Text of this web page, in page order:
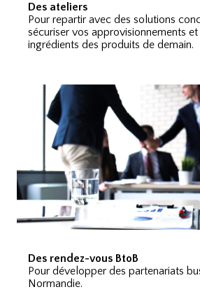
Des ateliers
Pour repartir avec des solutions
sécuriser vos approvisionnements
ingrédients des produits de demain.
Des rendez-vous BtoB
Pour développer des partenariats
Normandie.